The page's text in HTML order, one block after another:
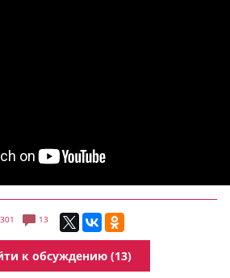
13
к обсуждению (13)